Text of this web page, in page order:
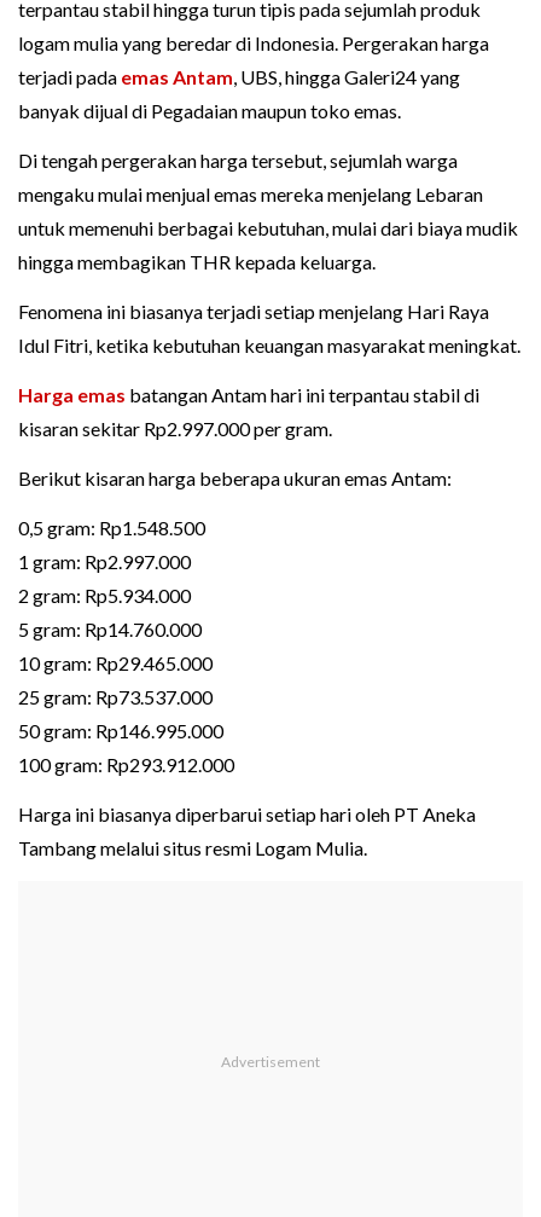
terpantau stabil hingga turun tipis pada sejumlah produk
logam mulia yang beredar di Indonesia. Pergerakan harga
terjadi pada emas Antam, UBS, hingga Galeri24 yang
banyak dijual di Pegadaian maupun toko emas.
Di tengah pergerakan harga tersebut, sejumlah warga
mengaku mulai menjual emas mereka menjelang Lebaran
untuk memenuhi berbagai kebutuhan, mulai dari biaya mudik
hingga membagikan THR kepada keluarga.
Fenomena ini biasanya terjadi setiap menjelang Hari Raya
Idul Fitri, ketika kebutuhan keuangan masyarakat meningkat.
Harga emas batangan Antam hari ini terpantau stabil di
kisaran sekitar Rp2.997.000 per gram.
Berikut kisaran harga beberapa ukuran emas Antam:
0,5 gram: Rp1.548.500
1 gram: Rp2.997.000
2 gram: Rp5.934.000
5 gram: Rp14.760.000
10 gram: Rp29.465.000
25 gram: Rp73.537.000
50 gram: Rp146.995.000
100 gram: Rp293.912.000
Harga ini biasanya diperbarui setiap hari oleh PT Aneka
Tambang melalui situs resmi Logam Mulia.